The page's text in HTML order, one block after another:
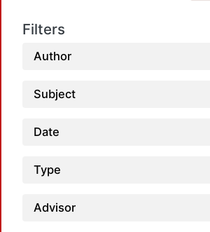
Filters
Author
Subject
Date
Type
Advisor